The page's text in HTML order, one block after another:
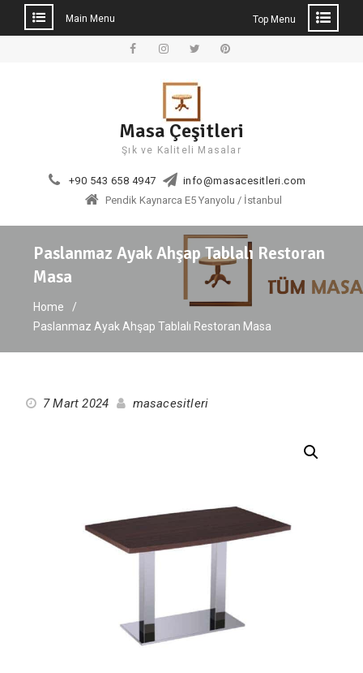
Main Menu Top Menu
Masa Çeşitleri
Şık ve Kaliteli Masalar
+90 543 658 4947
info@masacesitleri.com
Pendik Kaynarca E5 Yanyolu / İstanbul
Paslanmaz Ayak Ahşap Tablalı Restoran
Masa
Home
Paslanmaz Ayak Ahşap Tablalı Restoran Masa
7 Mart 2024 masacesitleri